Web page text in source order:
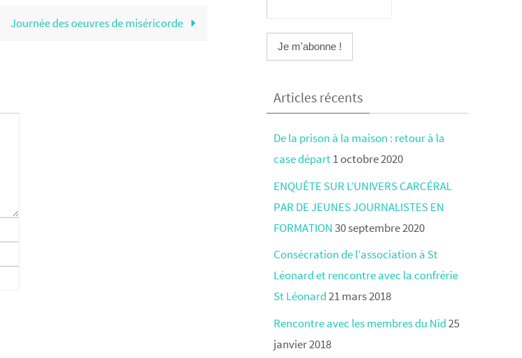
Journée des oeuvres de miséricorde
Articles récents
De la prison à la maison : retour à la
case départ1 octobre 2020
ENQUÊTE SUR L’UNIVERS CARCÉRAL
PAR DE JEUNES JOURNALISTES EN
FORMATION30 septembre 2020
Consécration de l’association à St
Léonard et rencontre avec la confrérie
St Léonard21 mars 2018
Rencontre avec les membres du Nid25
janvier 2018